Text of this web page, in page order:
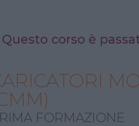
Questo corso è
FORMAZIONE